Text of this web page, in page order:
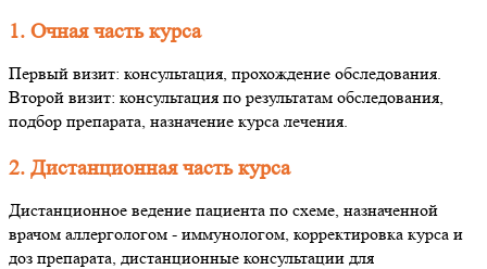
1. Очная часть курса
Первый визит: консультация, прохождение обследования.
Второй визит: консультация по результатам обследования,
подбор препарата, назначение курса лечения.
2. Дистанционная часть курса
Дистанционное ведение пациента по схеме, назначенной
врачом аллергологом - иммунологом, корректировка курса и
доз препарата, дистанционные консультации для